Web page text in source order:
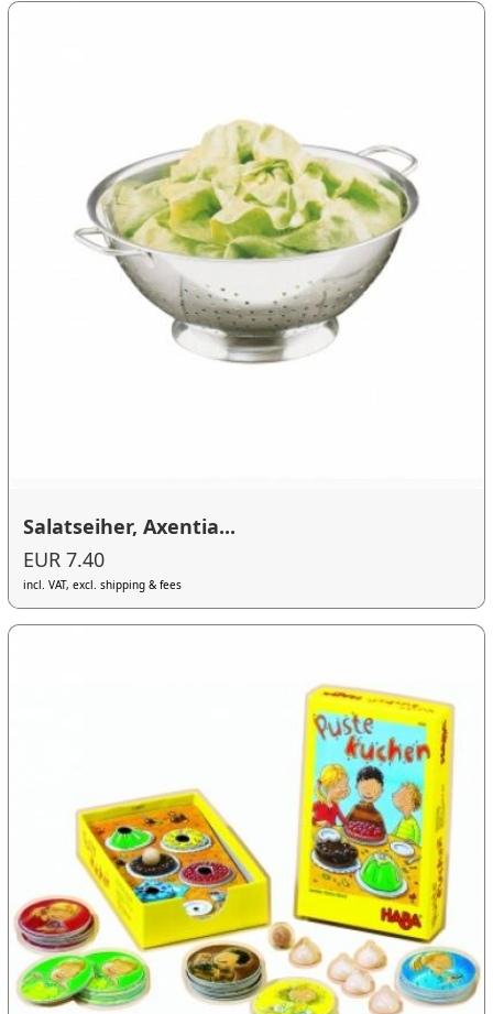
Salatseiher, Axentia...
EUR 7.40
incl. VAT, excl. shipping & fees